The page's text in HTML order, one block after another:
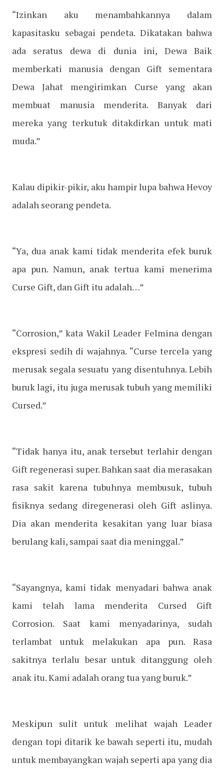
“Izinkan aku menambahkannya dalam
kapasitasku sebagai pendeta. Dikatakan bahwa
ada seratus dewa di dunia ini, Dewa Baik
memberkati manusia dengan Gift sementara
Dewa Jahat mengirimkan Curse yang akan
membuat manusia menderita. Banyak dari
mereka yang terkutuk ditakdirkan untuk mati
muda.”
Kalau dipikir-pikir, aku hampir lupa bahwa Hevoy
adalah seorang pendeta.
“Ya, dua anak kami tidak menderita efek buruk
apa pun. Namun, anak tertua kami menerima
Curse Gift, dan Gift itu adalah…”
“Corrosion,” kata Wakil Leader Felmina dengan
ekspresi sedih di wajahnya. “Curse tercela yang
merusak segala sesuatu yang disentuhnya. Lebih
buruk lagi, itu juga merusak tubuh yang memiliki
Cursed.”
“Tidak hanya itu, anak tersebut terlahir dengan
Gift regenerasi super. Bahkan saat dia merasakan
rasa sakit karena tubuhnya membusuk, tubuh
fisiknya sedang diregenerasi oleh Gift aslinya.
Dia akan menderita kesakitan yang luar biasa
berulang kali, sampai saat dia meninggal.”
“Sayangnya, kami tidak menyadari bahwa anak
kami telah lama menderita Cursed Gift
Corrosion. Saat kami menyadarinya, sudah
terlambat untuk melakukan apa pun. Rasa
sakitnya terlalu besar untuk ditanggung oleh
anak itu. Kami adalah orang tua yang buruk.”
Meskipun sulit untuk melihat wajah Leader
dengan topi ditarik ke bawah seperti itu, mudah
untuk membayangkan wajah seperti apa yang dia